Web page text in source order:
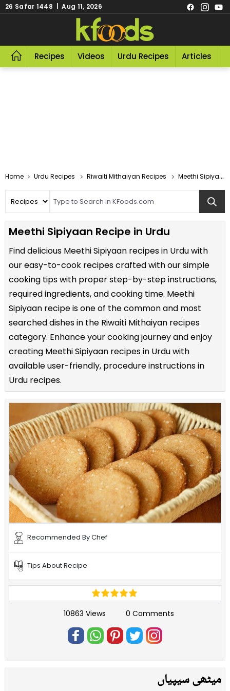
26 Safar 1448 | Aug 11, 2026
Recipes Videos Urdu Recipes Articles
Home Urdu Recipes Riwaiti Mithaiyan Recipes Meethi Sipiyaan Recipe In Urdu
Meethi Sipiyaan Recipe in Urdu
Find delicious Meethi Sipiyaan recipes in Urdu with
our easy-to-cook recipes crafted with our simple
cooking tips with proper step-by-step instructions,
required ingredients, and cooking time. Meethi
Sipiyaan recipe is one of the common and most
searched dishes in the Riwaiti Mithaiyan recipes
category. Enhance your cooking journey and enjoy
creating Meethi Sipiyaan recipes in Urdu with
available user-friendly, procedure instructions in
Urdu recipes.
Recommended By Chef
Tips About Recipe
10863 Views 0 Comments
میٹھی سیپیاں